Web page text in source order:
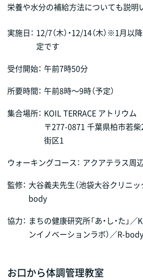
栄養や水分の補給方法についても説明
実施日： 12/7（木）・12/14（木）※1月
定です
受付開始： 午前7時50分
所要時間： 午前8時～9時（予定）
集合場所： KOIL TERRACE アトリウム
〒277-0871 千葉県柏市若
街区1
ウォーキングコース： アクアテラス周
監修： 大谷義夫先生（池袋大谷クリニッ
body
協力： まちの健康研究所「あ・し・た」
ンイノベーションラボ）／R-body
お口から体調管理教室